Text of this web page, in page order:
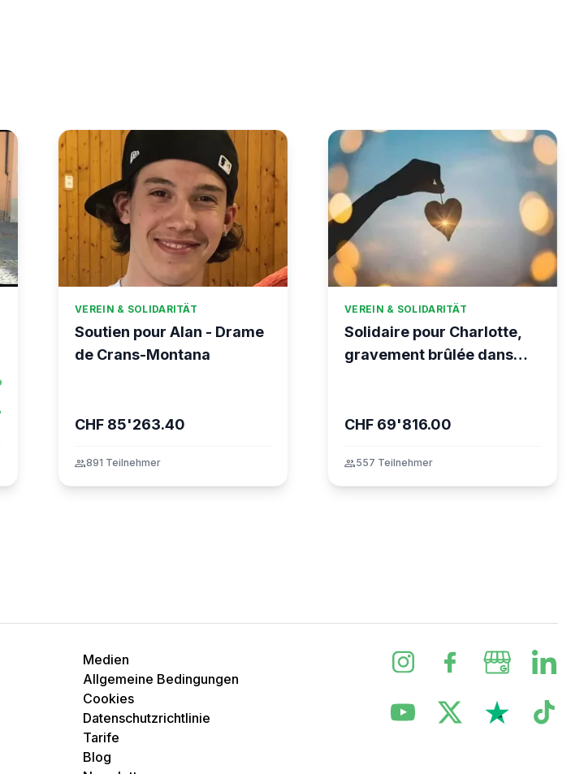
VEREIN & SOLIDARITÄT
Soutien pour Alan - Drame
de Crans-Montana
CHF 85'263.40
group891 Teilnehmer
VEREIN & SOLIDARITÄT
Solidaire pour Charlotte,
gravement brûlée dans
CHF 69'816.00
group557 Teilnehmer
Medien
Allgemeine Bedingungen
Cookies
Datenschutzrichtlinie
Tarife
Blog